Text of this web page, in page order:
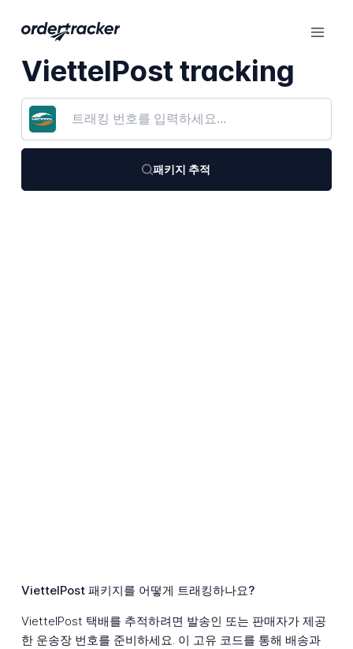
ViettelPost tracking
패키지 추적
ViettelPost 패키지를 어떻게 트래킹하나요?
ViettelPost 택배를 추적하려면 발송인 또는 판매자가 제공
한 운송장 번호를 준비하세요. 이 고유 코드를 통해 배송과